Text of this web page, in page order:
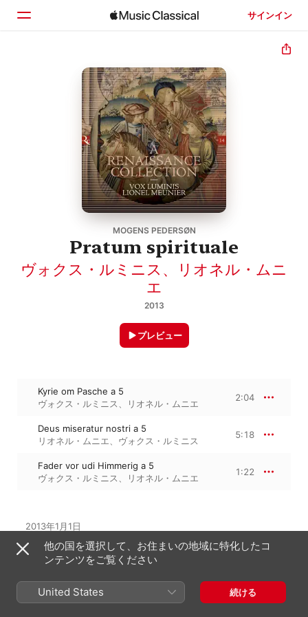
サインイン
見つける
MOGENS PEDERSØN
Pratum spirituale
ヴォクス・ルミニス 、
リオネル・ムニ
エ
2013
プレビュー
Kyrie om Pasche a 5
ヴォクス・ルミニス
リオネル・ムニエ
2:04
Deus miseratur nostri a 5
リオネル・ムニエ
ヴォクス・ルミニス
5:18
Fader vor udi Himmerig a 5
ヴォクス・ルミニス
リオネル・ムニエ
1:22
2013年1月1日
℗ 2013 Outhere (2010-2013)
アルバムから
他の国を選択して、お住まいの地域に特化したコ
ンテンツをご覧ください
United States 続ける